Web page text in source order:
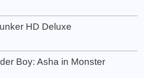
HD Deluxe
Boy: Asha in Monster